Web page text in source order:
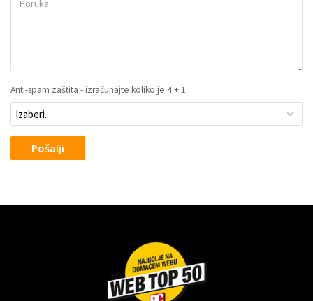
Anti-spam zaštita - izračunajte koliko je 4 + 1 :
Pošalji